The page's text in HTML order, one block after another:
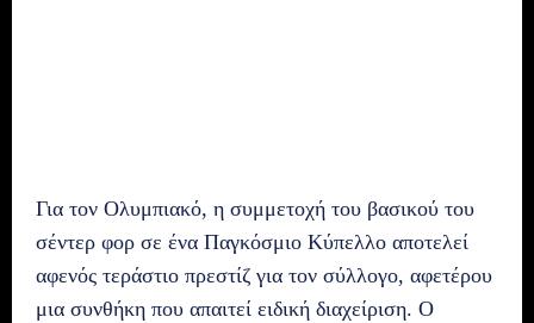
Για τον Ολυμπιακό, η συμμετοχή του βασικού του
σέντερ φορ σε ένα Παγκόσμιο Κύπελλο αποτελεί
αφενός τεράστιο πρεστίζ για τον σύλλογο, αφετέρου
μια συνθήκη που απαιτεί ειδική διαχείριση. Ο